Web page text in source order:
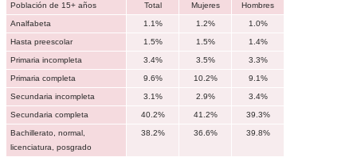
Población de 15+ años Total Mujeres Hombres
Analfabeta 1.1% 1.2% 1.0%
Hasta preescolar 1.5% 1.5% 1.4%
Primaria incompleta 3.4% 3.5% 3.3%
Primaria completa 9.6% 10.2% 9.1%
Secundaria incompleta 3.1% 2.9% 3.4%
Secundaria completa 40.2% 41.2% 39.3%
Bachillerato, normal,
licenciatura, posgrado
38.2% 36.6% 39.8%